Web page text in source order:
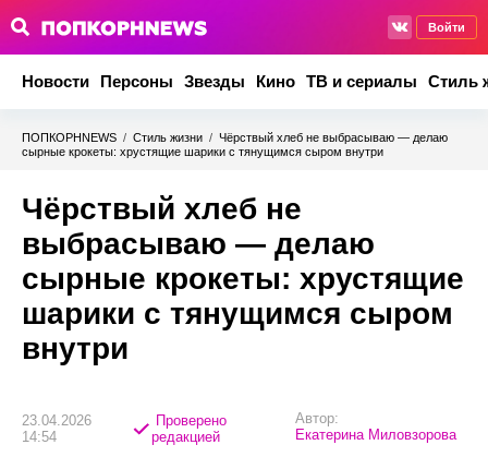
Войти
Новости Персоны Звезды Кино ТВ и сериалы Стиль
ПОПКОРНNEWS / Стиль жизни / Чёрствый хлеб не выбрасываю — делаю
сырные крокеты: хрустящие шарики с тянущимся сыром внутри
Чёрствый хлеб не
выбрасываю — делаю
сырные крокеты: хрустящие
шарики с тянущимся сыром
внутри
23.04.2026
14:54
Проверено
редакцией
Автор:
Екатерина Миловзорова